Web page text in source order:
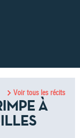
Voir tous les récits
À